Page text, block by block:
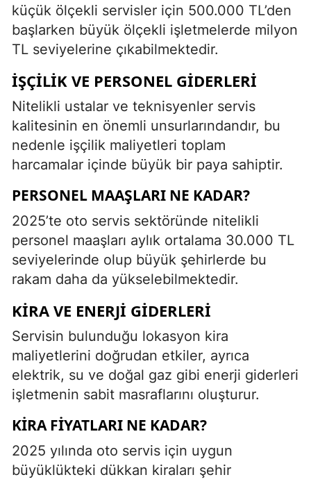
küçük ölçekli servisler için 500.000 TL’den
başlarken büyük ölçekli işletmelerde milyon
TL seviyelerine çıkabilmektedir.
İŞÇILIK VE PERSONEL GIDERLERI
Nitelikli ustalar ve teknisyenler servis
kalitesinin en önemli unsurlarındandır, bu
nedenle işçilik maliyetleri toplam
harcamalar içinde büyük bir paya sahiptir.
PERSONEL MAAŞLARI NE KADAR?
2025’te oto servis sektöründe nitelikli
personel maaşları aylık ortalama 30.000 TL
seviyelerinde olup büyük şehirlerde bu
rakam daha da yükselebilmektedir.
KIRA VE ENERJI GIDERLERI
Servisin bulunduğu lokasyon kira
maliyetlerini doğrudan etkiler, ayrıca
elektrik, su ve doğal gaz gibi enerji giderleri
işletmenin sabit masraflarını oluşturur.
KIRA FIYATLARI NE KADAR?
2025 yılında oto servis için uygun
büyüklükteki dükkan kiraları şehir